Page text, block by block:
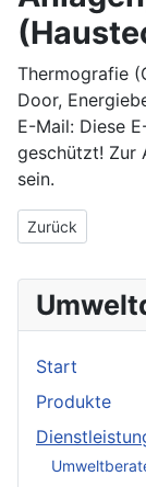
Thermografie
Door,
E-Mail: Diese
geschützt! Zur
sein.
Vorheriger
Zurück
Start
Produkte